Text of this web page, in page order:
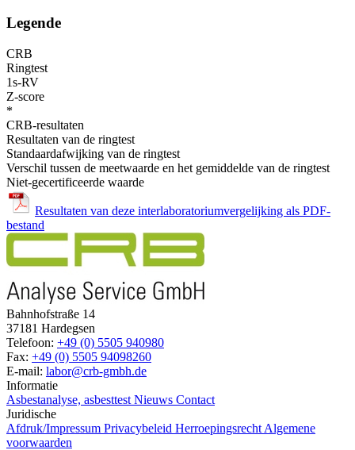
Legende
CRB
Ringtest
1s-RV
Z-score
*
CRB-resultaten
Resultaten van de ringtest
Standaardafwijking van de ringtest
Verschil tussen de meetwaarde en het gemiddelde van de ringtest
Niet-gecertificeerde waarde
Resultaten van deze interlaboratoriumvergelijking als PDF-
bestand
Bahnhofstraße 14
37181 Hardegsen
Telefoon: +49 (0) 5505 940980
Fax: +49 (0) 5505 94098260
E-mail: labor@crb-gmbh.de
Informatie
Asbestanalyse, asbesttest Nieuws Contact
Juridische
Afdruk/Impressum Privacybeleid Herroepingsrecht Algemene
voorwaarden